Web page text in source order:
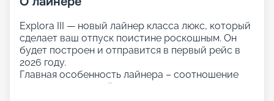
Explora III — новый лайнер класса люкс, который
сделает ваш отпуск поистине роскошным. Он
будет построен и отправится в первый рейс в
2026 году.
Главная особенность лайнера – соотношение
персонала и гостей 1 к 1, что позволяет уделить